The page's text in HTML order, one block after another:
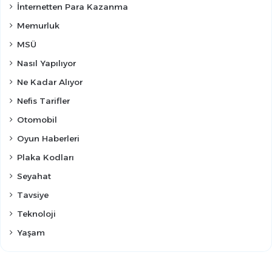
İnternetten Para Kazanma
Memurluk
MSÜ
Nasıl Yapılıyor
Ne Kadar Alıyor
Nefis Tarifler
Otomobil
Oyun Haberleri
Plaka Kodları
Seyahat
Tavsiye
Teknoloji
Yaşam